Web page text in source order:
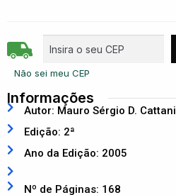
Não sei meu CEP
Informações
Autor: Mauro Sérgio D. Cattani
Edição: 2ª
Ano da Edição: 2005
Nº de Páginas: 168